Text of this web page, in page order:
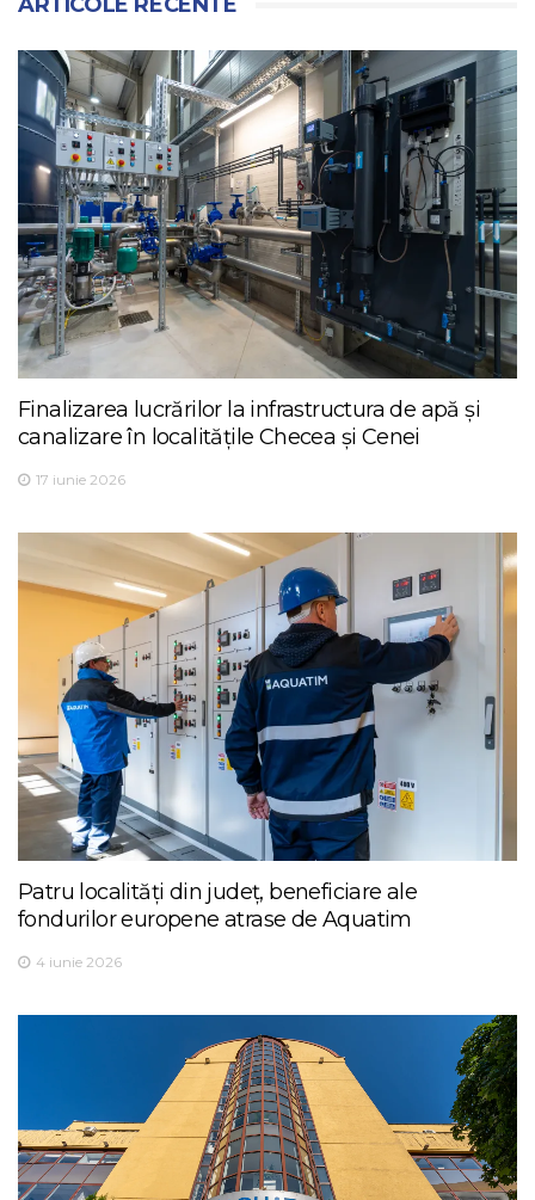
Finalizarea lucrărilor la infrastructura de apă și
canalizare în localitățile Checea și Cenei
17 iunie 2026
Patru localități din județ, beneficiare ale
fondurilor europene atrase de Aquatim
4 iunie 2026